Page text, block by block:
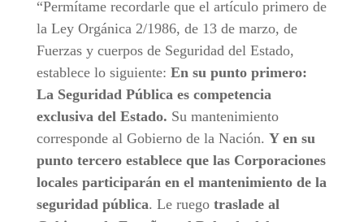
“Permítame recordarle que el artículo primero de
la Ley Orgánica 2/1986, de 13 de marzo, de
Fuerzas y cuerpos de Seguridad del Estado,
establece lo siguiente: En su punto primero:
La Seguridad Pública es competencia
exclusiva del Estado. Su mantenimiento
corresponde al Gobierno de la Nación. Y en su
punto tercero establece que las Corporaciones
locales participarán en el mantenimiento de la
seguridad pública. Le ruego traslade al